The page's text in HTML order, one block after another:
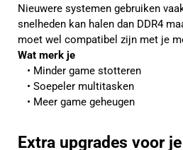
Nieuwere systemen gebruiken
snelheden kan halen dan DDR4
moet wel compatibel zijn met je
Wat merk je
Minder game stotteren
Soepeler multitasken
Meer game geheugen
Extra upgrades voor